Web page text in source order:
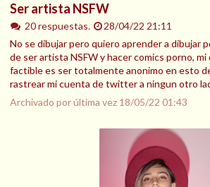
Ser artista NSFW
20 respuestas.
28/04/22 21:11
No se dibujar pero quiero aprender a dibujar
de ser artista NSFW y hacer comics porno,
factible es ser totalmente anonimo en esto
rastrear mi cuenta de twitter a ningun otro
Archivado por última vez 18/05/22 01:43